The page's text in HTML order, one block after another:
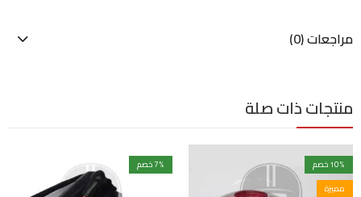
مراجعات (0)
منتجات ذات صلة
10% خصم
مميزة
7% خصم